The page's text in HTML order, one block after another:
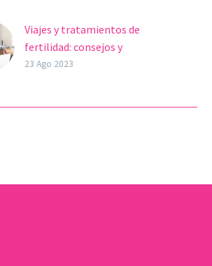
Viajes y tratamientos de
fertilidad: consejos y
consideraciones
normal…
23 Ago 2023